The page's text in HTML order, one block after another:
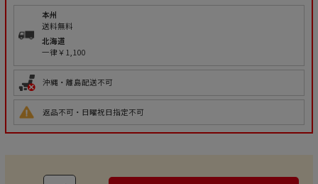
本州
送料無料
北海道
一律￥1,100
沖縄・離島配送不可
返品不可・日曜祝日指定不可